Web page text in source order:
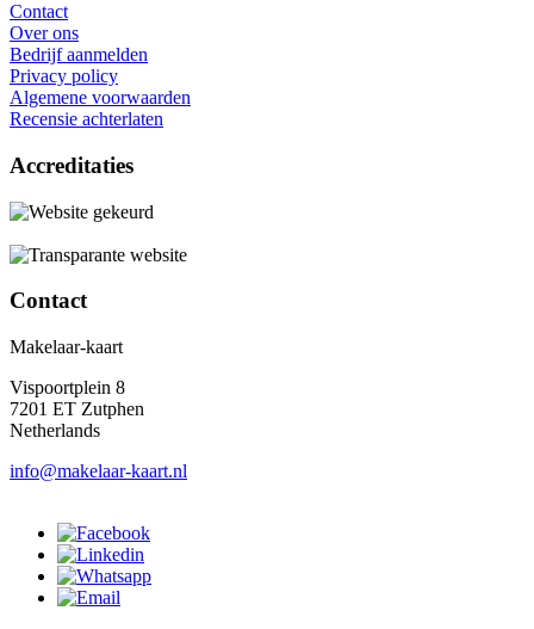
Contact
Over ons
Bedrijf aanmelden
Privacy policy
Algemene voorwaarden
Recensie achterlaten
Accreditaties
Contact
Makelaar-kaart
Vispoortplein 8
7201 ET Zutphen
Netherlands
info@makelaar-kaart.nl